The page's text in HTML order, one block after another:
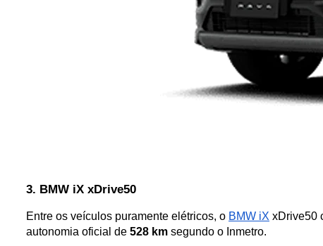
3. BMW iX xDrive50
Entre os veículos puramente elétricos, o BMW iX xDrive50
autonomia oficial de 528 km segundo o Inmetro.